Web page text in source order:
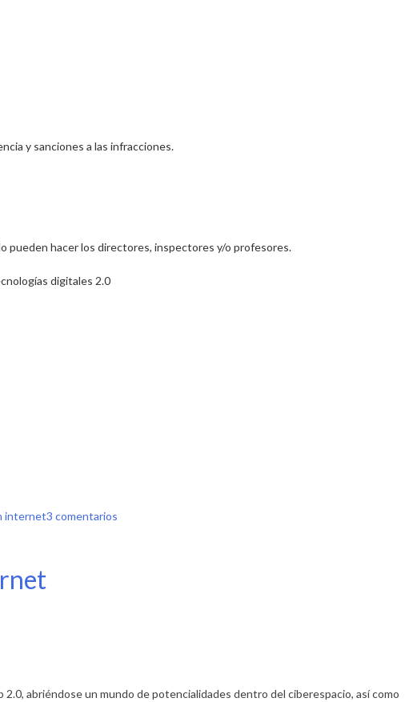
y sanciones a las infracciones.
pueden hacer los directores, inspectores y/o profesores.
digitales 2.0
internet3 comentarios
abriéndose un mundo de potencialidades dentro del ciberespacio, así como